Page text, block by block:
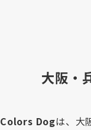
大阪・
Colors Dogは、大